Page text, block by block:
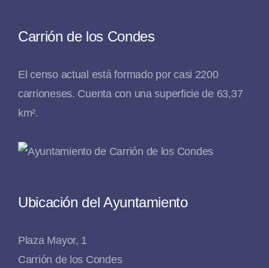
Carrión de los Condes
El censo actual está formado por casi 2200
carrioneses. Cuenta con una superficie de 63,37
km².
Ubicación del Ayuntamiento
Plaza Mayor, 1
Carrión de los Condes